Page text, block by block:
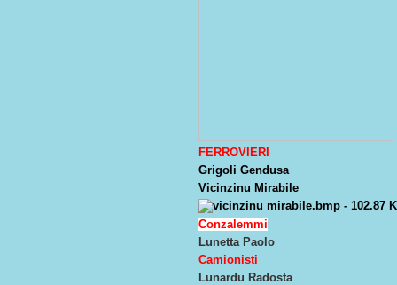
FERROVIERI
Grigoli Gendusa
Vicinzinu Mirabile
Conzalemmi
Lunetta Paolo
Camionisti
Lunardu Radosta